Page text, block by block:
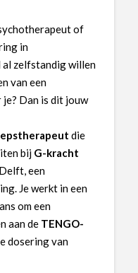
of
in
al zelfstandig willen
van een
Dan is dit jouw
die
bij G-kracht
een
Je werkt in een
om een
aan de TENGO-
dosering van